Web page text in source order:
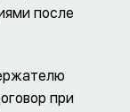
после
при